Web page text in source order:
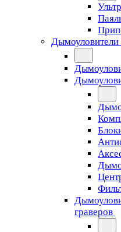
Дымоуловители
граверов